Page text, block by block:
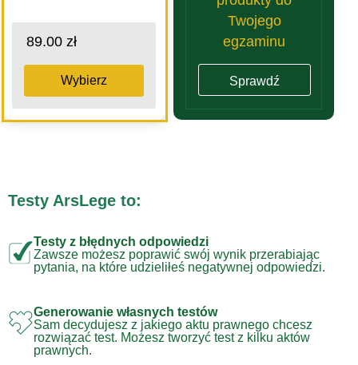
89.00 zł
Wybierz
Twojego
egzaminu
Sprawdź
Testy ArsLege to:
Testy z błędnych odpowiedzi
Zawsze możesz poprawić swój wynik przerabiając
pytania, na które udzieliłeś negatywnej odpowiedzi.
Generowanie własnych testów
Sam decydujesz z jakiego aktu prawnego chcesz
rozwiązać test. Możesz tworzyć test z kilku aktów
prawnych.